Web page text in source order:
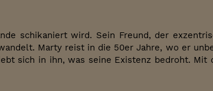
schikaniert wird. Sein Freund, der
Marty reist in die 50er Jahre, wo er
sich in ihn, was seine Existenz bedroht. Mit